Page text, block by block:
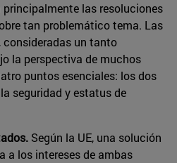
principalmente las resoluciones
tan problemático tema. Las
consideradas un tanto
la perspectiva de muchos
puntos esenciales: los dos
seguridad y estatus de
Según la UE, una solución
a los intereses de ambas